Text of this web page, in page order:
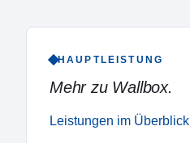
HAUPTLEISTUNG
Mehr zu Wallbox.
Leistungen im Überblick